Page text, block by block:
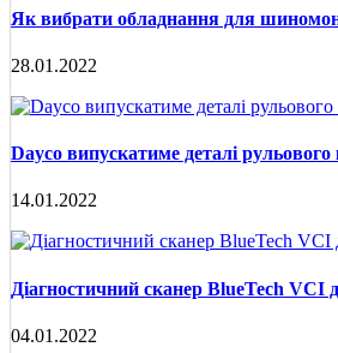
Як вибрати обладнання для
28.01.2022
Dayco випускатиме деталі рульового
14.01.2022
Діагностичний сканер BlueTech VCI
04.01.2022